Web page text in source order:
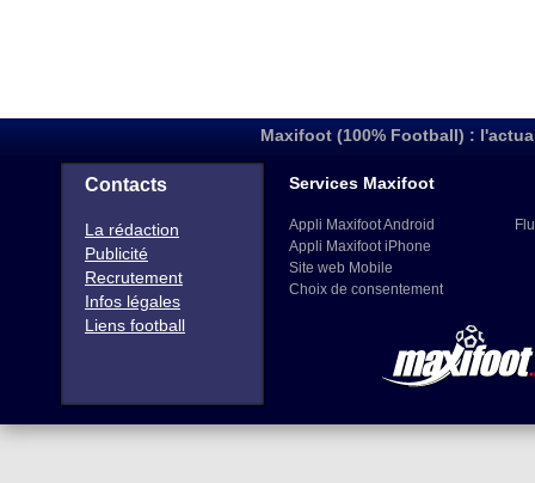
Maxifoot (100% Football) :
Contacts
La rédaction
Publicité
Recrutement
Infos légales
Liens football
Services Maxifoot
Appli Maxifoot Android
Appli Maxifoot iPhone
Site web Mobile
Choix de consentement